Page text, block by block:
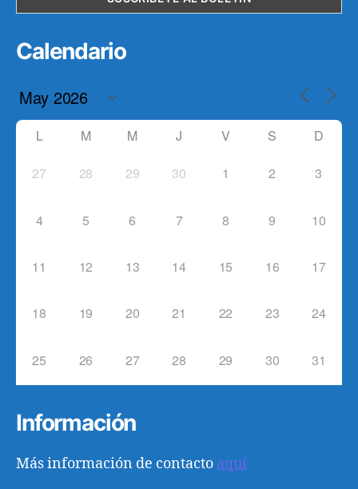
Calendario
L M M J V S D
27 28 29 30 1 2 3
4 5 6 7 8 9 10
11 12 13 14 15 16 17
18 19 20 21 22 23 24
25 26 27 28 29 30 31
Información
Más información de contacto aquí